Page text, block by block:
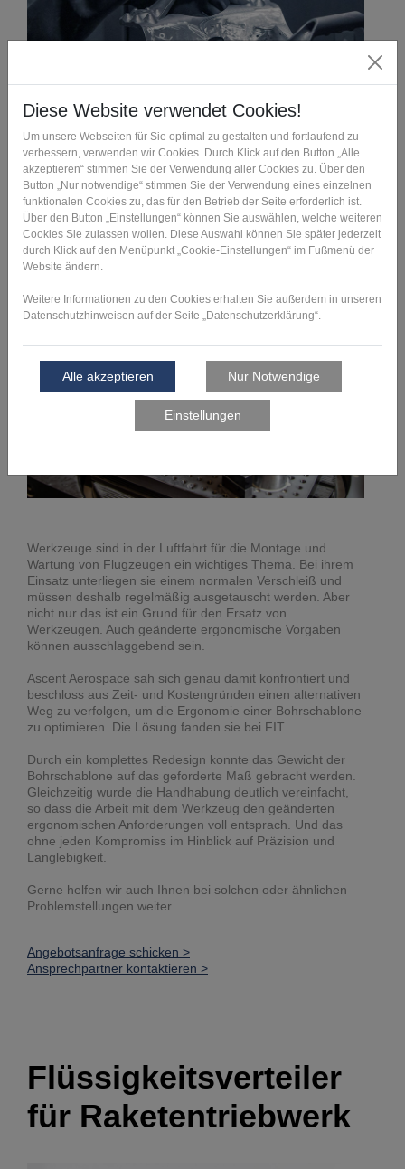
Werkzeuge sind in der Luftfahrt für die Montage und
Wartung von Flugzeugen ein wichtiges Thema. Bei ihrem
Einsatz unterliegen sie einem normalen Verschleiß und
müssen deshalb regelmäßig ausgetauscht werden. Aber
nicht nur das ist ein Grund für den Ersatz von
Werkzeugen. Auch geänderte ergonomische Vorgaben
können ausschlaggebend sein.
Ascent Aerospace sah sich genau damit konfrontiert und
beschloss aus Zeit- und Kostengründen einen alternativen
Weg zu verfolgen, um die Ergonomie einer Bohrschablone
zu optimieren. Die Lösung fanden sie bei FIT.
Durch ein komplettes Redesign konnte das Gewicht der
Bohrschablone auf das geforderte Maß gebracht werden.
Gleichzeitig wurde die Handhabung deutlich vereinfacht,
so dass die Arbeit mit dem Werkzeug den geänderten
ergonomischen Anforderungen voll entsprach. Und das
ohne jeden Kompromiss im Hinblick auf Präzision und
Langlebigkeit.
Gerne helfen wir auch Ihnen bei solchen oder ähnlichen
Problemstellungen weiter.
Angebotsanfrage schicken >
Ansprechpartner kontaktieren >
Flüssigkeitsverteiler
für Raketentriebwerk